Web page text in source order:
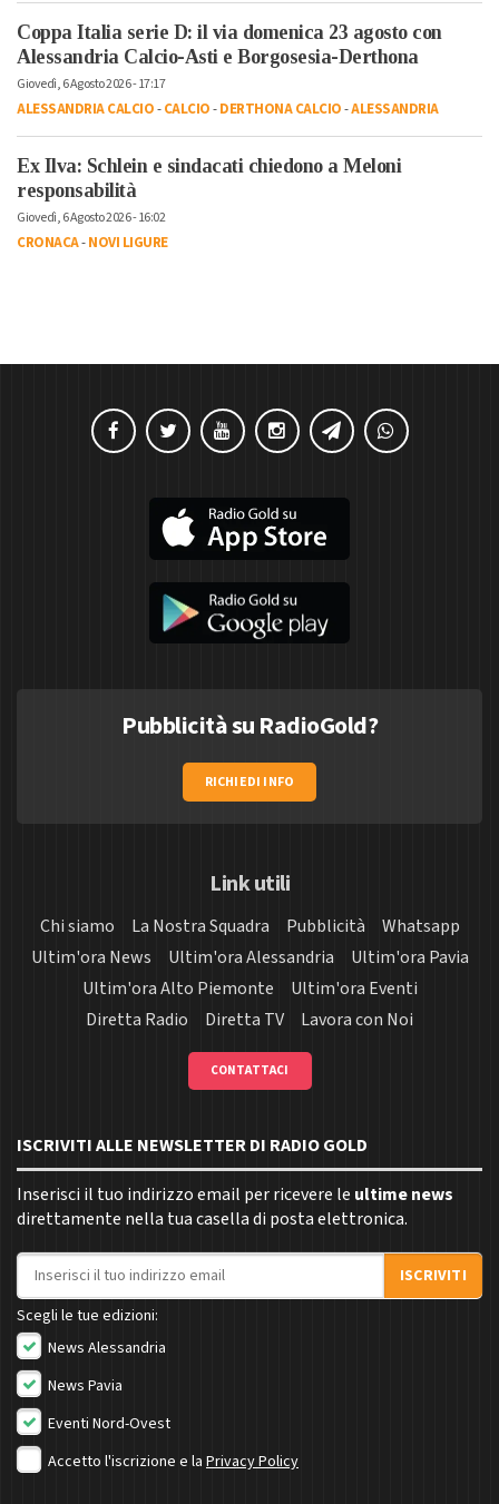
Coppa Italia serie D: il via domenica 23 agosto con
Alessandria Calcio-Asti e Borgosesia-Derthona
Giovedì, 6 Agosto 2026 - 17:17
ALESSANDRIA CALCIO-CALCIO-DERTHONA CALCIO-ALESSANDRIA
Ex Ilva: Schlein e sindacati chiedono a Meloni
responsabilità
Giovedì, 6 Agosto 2026 - 16:02
CRONACA-NOVI LIGURE
Pubblicità su RadioGold?
RICHIEDI INFO
Link utili
Chi siamo La Nostra Squadra Pubblicità
Whatsapp
Ultim'ora News
Ultim'ora Alessandria
Ultim'ora Pavia
Ultim'ora Alto Piemonte
Ultim'ora Eventi
Diretta Radio
Diretta TV Lavora con Noi
CONTATTACI
ISCRIVITI ALLE NEWSLETTER DI RADIO GOLD
Inserisci il tuo indirizzo email per ricevere le ultime news
direttamente nella tua casella di posta elettronica.
Indirizzo email
ISCRIVITI
Scegli le tue edizioni:
News Alessandria
News Pavia
Eventi Nord-Ovest
Accetto l'iscrizione e la Privacy Policy